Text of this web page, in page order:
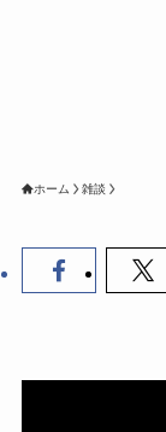
ホーム 雑談